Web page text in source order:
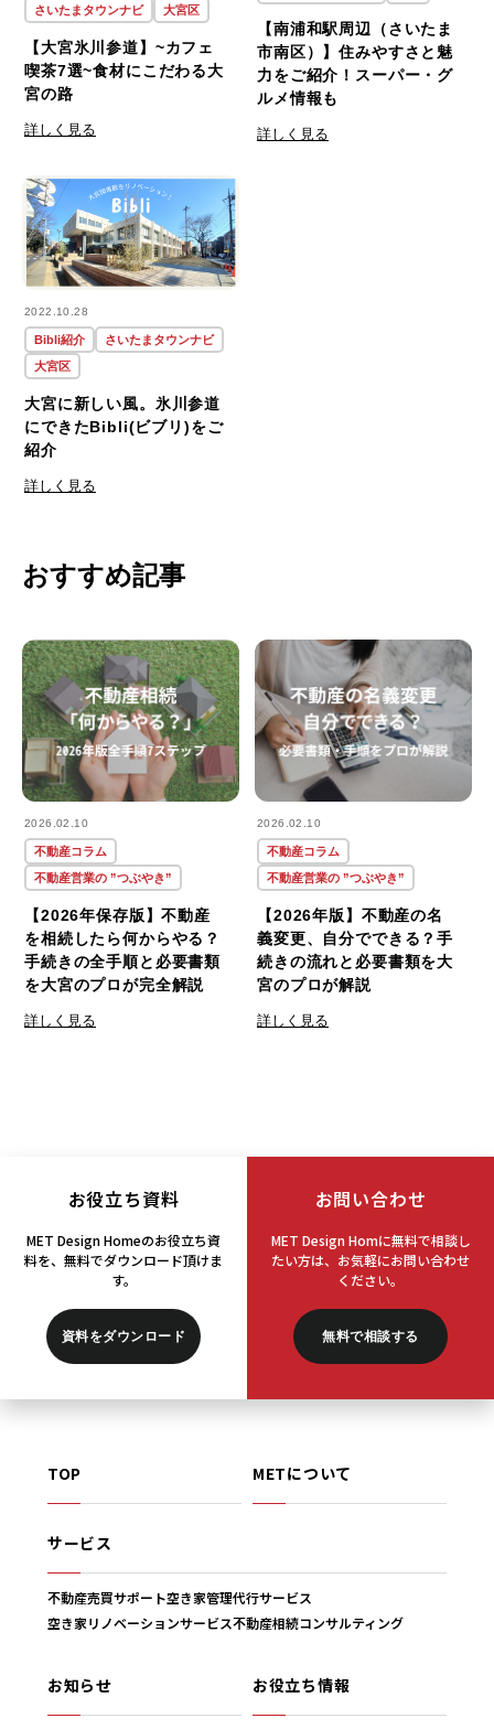
さいたまタウンナビ 大宮区
【大宮氷川参道】~カフェ
喫茶7選~食材にこだわる大
宮の路
詳しく見る
【南浦和駅周辺（さいたま
市南区）】住みやすさと魅
力をご紹介！スーパー・グ
ルメ情報も
詳しく見る
2022.10.28
Bibli紹介
さいたまタウンナビ
大宮区
大宮に新しい風。氷川参道
にできたBibli(ビブリ)をご
紹介
詳しく見る
おすすめ記事
2026.02.10
不動産コラム
不動産営業の ”つぶやき”
【2026年保存版】不動産
を相続したら何からやる？
手続きの全手順と必要書類
を大宮のプロが完全解説
詳しく見る
2026.02.10
不動産コラム
不動産営業の ”つぶやき”
【2026年版】不動産の名
義変更、自分でできる？手
続きの流れと必要書類を大
宮のプロが解説
詳しく見る
お役立ち資料
MET Design Homeのお役立ち資
料を、 無料でダウンロード頂けま
す。
資料をダウンロード
お問い合わせ
MET Design Homに無料で相談し
たい方は、 お気軽にお問い合わせ
ください。
無料で相談する
TOP METについて
サービス
不動産売買サポート空き家管理代行サービス
空き家リノベーションサービス不動産相続コンサルティング
お知らせ お役立ち情報